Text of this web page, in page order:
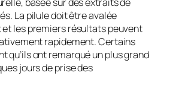
La pilule doit être avalée
les premiers résultats peuvent
rapidement. Certains
qu’ils ont remarqué un plus grand
jours de prise des